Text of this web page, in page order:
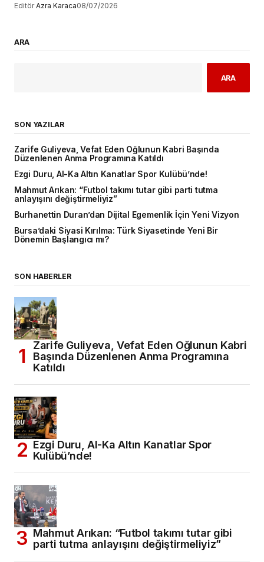
Editör Azra Karaca08/07/2026
ARA
ARA
SON YAZILAR
Zarife Guliyeva, Vefat Eden Oğlunun Kabri Başında
Düzenlenen Anma Programına Katıldı
Ezgi Duru, Al-Ka Altın Kanatlar Spor Kulübü’nde!
Mahmut Arıkan: “Futbol takımı tutar gibi parti tutma
anlayışını değiştirmeliyiz”
Burhanettin Duran’dan Dijital Egemenlik İçin Yeni Vizyon
Bursa’daki Siyasi Kırılma: Türk Siyasetinde Yeni Bir
Dönemin Başlangıcı mı?
SON HABERLER
Zarife Guliyeva, Vefat Eden Oğlunun Kabri
Başında Düzenlenen Anma Programına
Katıldı
Ezgi Duru, Al-Ka Altın Kanatlar Spor
Kulübü’nde!
Mahmut Arıkan: “Futbol takımı tutar gibi
parti tutma anlayışını değiştirmeliyiz”